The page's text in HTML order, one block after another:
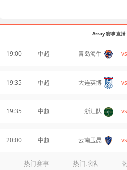
Array 赛事直播
19:00 中超 青岛海牛 vs
19:35 中超 大连英博 vs
19:35 中超 浙江队 vs
20:00 中超 云南玉昆 vs
热门赛事 热门球队